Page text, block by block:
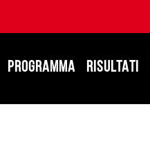
PROGRAMMA RISULTATI